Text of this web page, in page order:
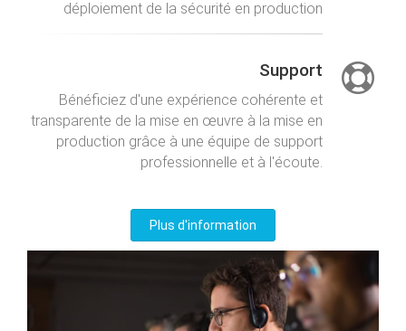
déploiement de la sécurité en production
Support
Bénéficiez d'une expérience cohérente et
transparente de la mise en œuvre à la mise en
production grâce à une équipe de support
professionnelle et à l'écoute.
Plus d'information